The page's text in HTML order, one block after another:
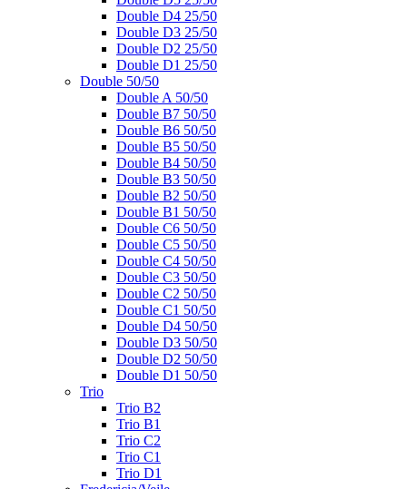
Double D4 25/50
Double D3 25/50
Double D2 25/50
Double D1 25/50
Double 50/50
Double A 50/50
Double B7 50/50
Double B6 50/50
Double B5 50/50
Double B4 50/50
Double B3 50/50
Double B2 50/50
Double B1 50/50
Double C6 50/50
Double C5 50/50
Double C4 50/50
Double C3 50/50
Double C2 50/50
Double C1 50/50
Double D4 50/50
Double D3 50/50
Double D2 50/50
Double D1 50/50
Trio
Trio B2
Trio B1
Trio C2
Trio C1
Trio D1